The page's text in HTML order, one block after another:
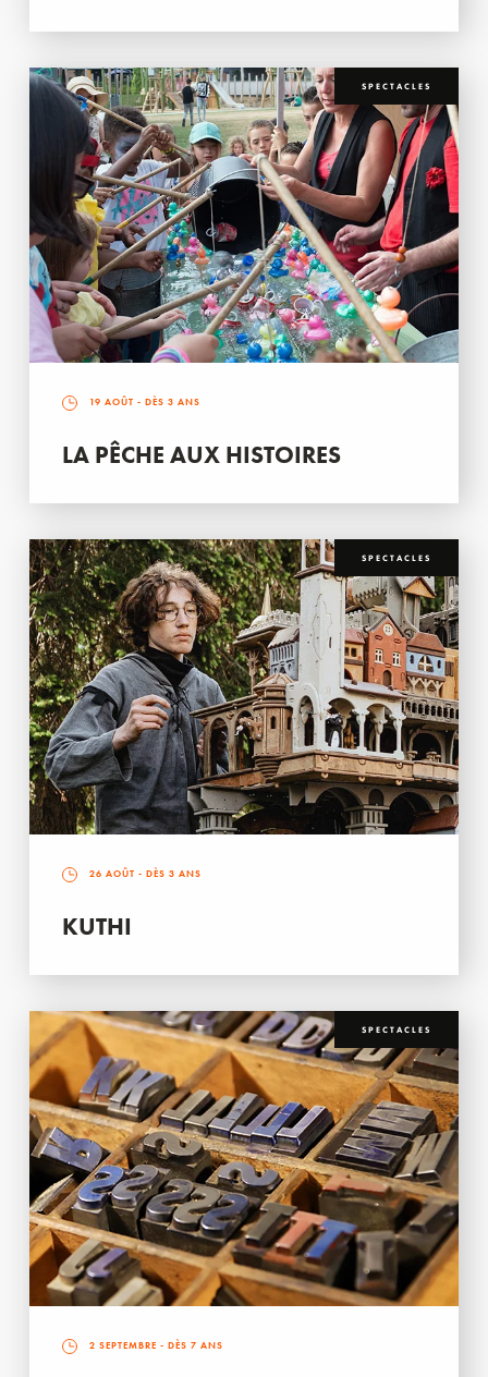
SPECTACLES
19 AOÛT - DÈS 3 ANS
LA PÊCHE AUX HISTOIRES
SPECTACLES
26 AOÛT - DÈS 3 ANS
KUTHI
SPECTACLES
2 SEPTEMBRE - DÈS 7 ANS